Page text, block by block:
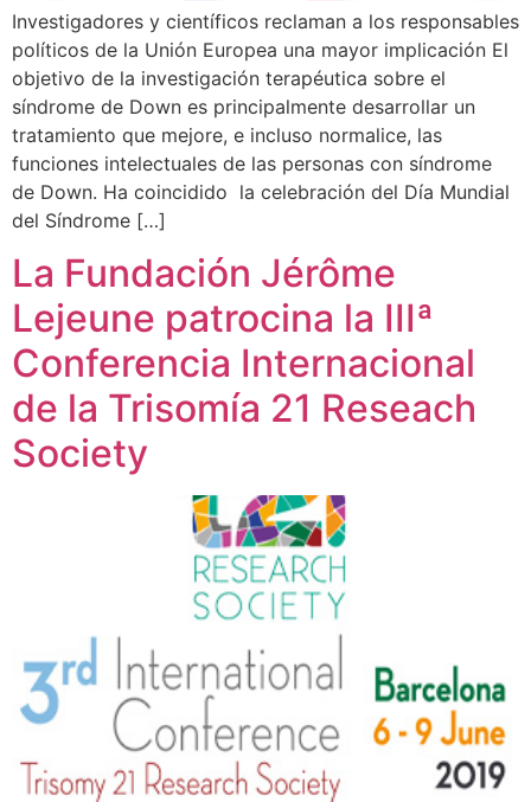
Investigadores y científicos reclaman a los responsables
políticos de la Unión Europea una mayor implicación El
objetivo de la investigación terapéutica sobre el
síndrome de Down es principalmente desarrollar un
tratamiento que mejore, e incluso normalice, las
funciones intelectuales de las personas con síndrome
de Down. Ha coincidido la celebración del Día Mundial
del Síndrome […]
La Fundación Jérôme
Lejeune patrocina la IIIª
Conferencia Internacional
de la Trisomía 21 Reseach
Society